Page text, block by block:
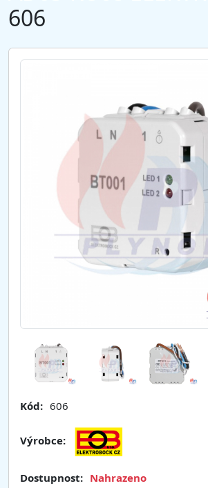
606
Kód: 606
Výrobce:
Dostupnost: Nahrazeno